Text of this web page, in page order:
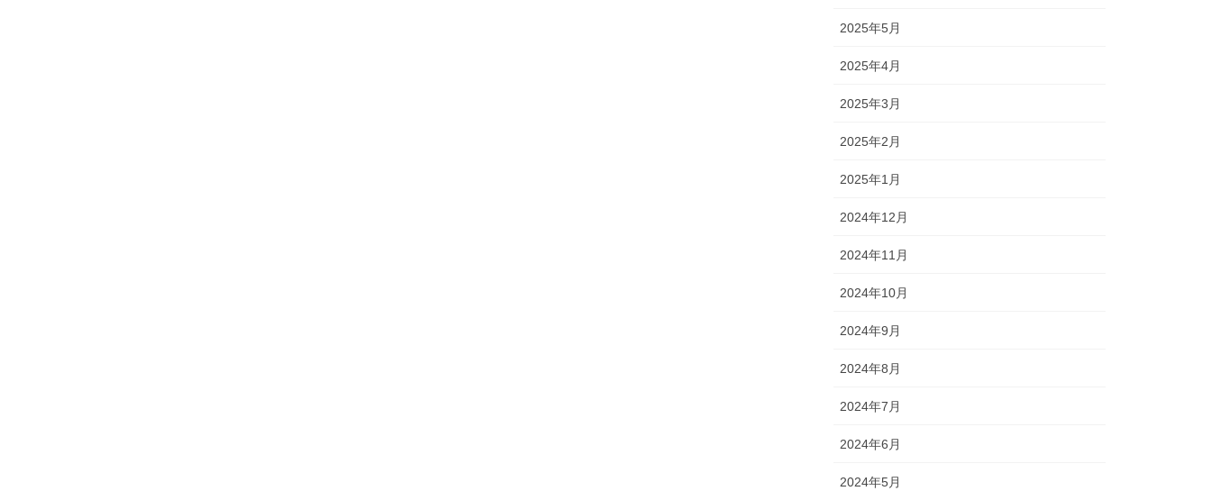
2025年5月
2025年4月
2025年3月
2025年2月
2025年1月
2024年12月
2024年11月
2024年10月
2024年9月
2024年8月
2024年7月
2024年6月
2024年5月